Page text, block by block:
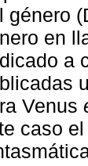
género
en
a
Venus
caso